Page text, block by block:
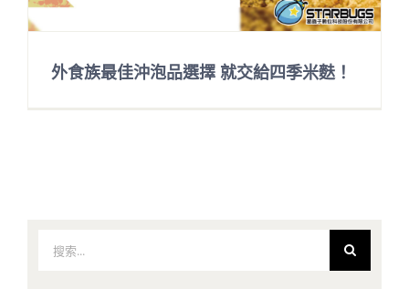
外食族最佳沖泡品選擇 就交給四季米麩！